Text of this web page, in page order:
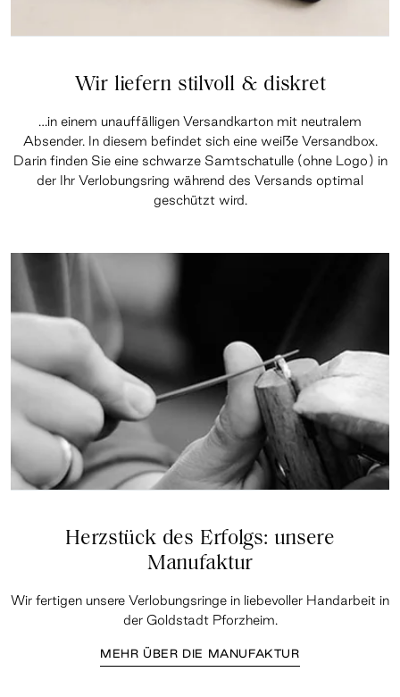
Wir liefern stilvoll & diskret
…in einem unauffälligen Versandkarton mit neutralem
Absender. In diesem befindet sich eine weiße Versandbox.
Darin finden Sie eine schwarze Samtschatulle (ohne Logo) in
der Ihr Verlobungsring während des Versands optimal
geschützt wird.
Herzstück des Erfolgs: unsere
Manufaktur
Wir fertigen unsere Verlobungsringe in liebevoller Handarbeit in
der Goldstadt Pforzheim.
MEHR ÜBER DIE MANUFAKTUR